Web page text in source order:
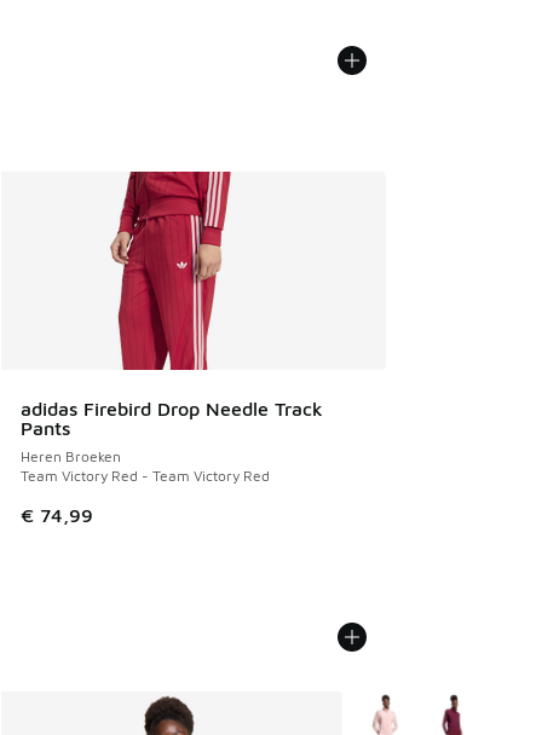
adidas Firebird Drop Needle Track
Pants
Heren Broeken
Team Victory Red - Team Victory Red
€ 74,99
Meer kleuren